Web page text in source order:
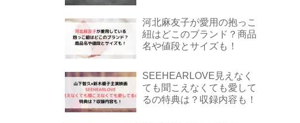
河北麻友子が愛用の抱っこ
紐はどこのブランド？商品
名や値段とサイズも！
SEEHEARLOVE見えなく
ても聞こえなくても愛して
るの特典は？収録内容も！